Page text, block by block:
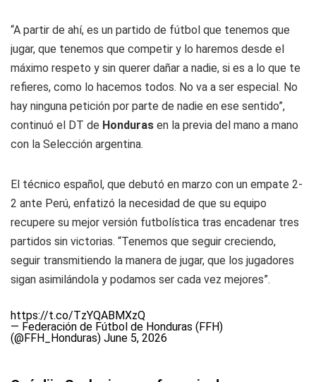
“A partir de ahí, es un partido de fútbol que tenemos que
jugar, que tenemos que competir y lo haremos desde el
máximo respeto y sin querer dañar a nadie, si es a lo que te
refieres, como lo hacemos todos. No va a ser especial. No
hay ninguna petición por parte de nadie en ese sentido”,
continuó el DT de Honduras en la previa del mano a mano
con la Selección argentina.
El técnico español, que debutó en marzo con un empate 2-
2 ante Perú, enfatizó la necesidad de que su equipo
recupere su mejor versión futbolística tras encadenar tres
partidos sin victorias. “Tenemos que seguir creciendo,
seguir transmitiendo la manera de jugar, que los jugadores
sigan asimilándola y podamos ser cada vez mejores”.
https://t.co/TzYQABMXzQ
— Federación de Fútbol de Honduras (FFH)
(@FFH_Honduras) June 5, 2026